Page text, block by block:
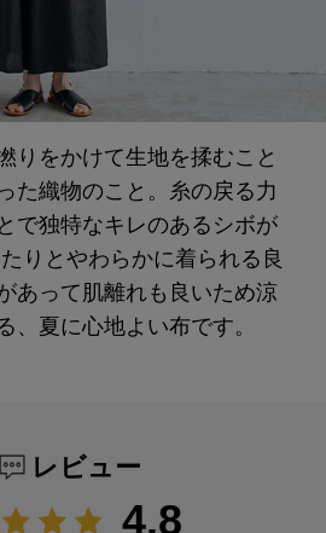
りをかけて生地を揉むこと
た織物のこと。糸の戻る力
で独特なキレのあるシボが
りとやわらかに着られる良
あって肌離れも良いため涼
、夏に心地よい布です。
レビュー
4.8